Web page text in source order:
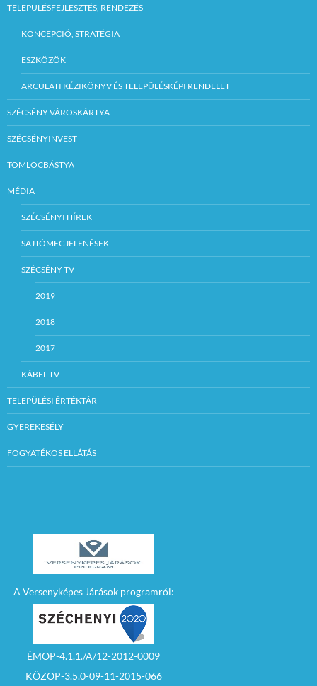
TELEPÜLÉSFEJLESZTÉS, RENDEZÉS
KONCEPCIÓ, STRATÉGIA
ESZKÖZÖK
ARCULATI KÉZIKÖNYV ÉS TELEPÜLÉSKÉPI RENDELET
SZÉCSÉNY VÁROSKÁRTYA
SZÉCSÉNYINVEST
TÖMLÖCBÁSTYA
MÉDIA
SZÉCSÉNYI HÍREK
SAJTÓMEGJELENÉSEK
SZÉCSÉNY TV
2019
2018
2017
KÁBEL TV
TELEPÜLÉSI ÉRTÉKTÁR
GYEREKESÉLY
FOGYATÉKOS ELLÁTÁS
A Versenyképes Járások programról:
ÉMOP-4.1.1./A/12-2012-0009
KÖZOP-3.5.0-09-11-2015-066